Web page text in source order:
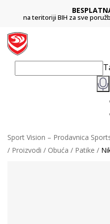
na teritoriji BIH za sve
Sport Vision – Prodavnica
Proizvodi
Obuća Patike